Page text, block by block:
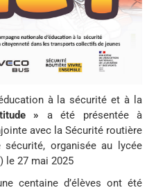
à la sécurité et à la
» a été présentée à
avec la Sécurité routière
organisée au lycée
le 27 mai 2025
centaine d’élèves ont été